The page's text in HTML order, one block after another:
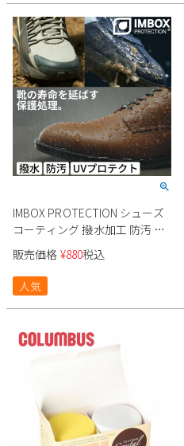
IMBOX PROTECTION シューズ
コーティング 撥水加工 防汚 紫
外線保護 インボックス プロテ
クション
販売価格 ¥880税込
人気